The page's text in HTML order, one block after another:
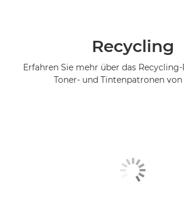
Recycling
Erfahren Sie mehr über das
Toner- und Tintenpatronen von